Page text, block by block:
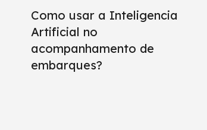
Como usar a Inteligencia
Artificial no
acompanhamento de
embarques?